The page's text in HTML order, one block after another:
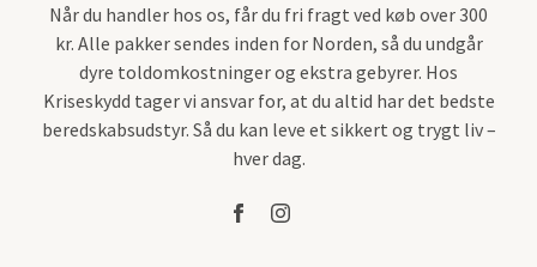
Når du handler hos os, får du fri fragt ved køb over 300
kr. Alle pakker sendes inden for Norden, så du undgår
dyre toldomkostninger og ekstra gebyrer. Hos
Kriseskydd tager vi ansvar for, at du altid har det bedste
beredskabsudstyr. Så du kan leve et sikkert og trygt liv –
hver dag.